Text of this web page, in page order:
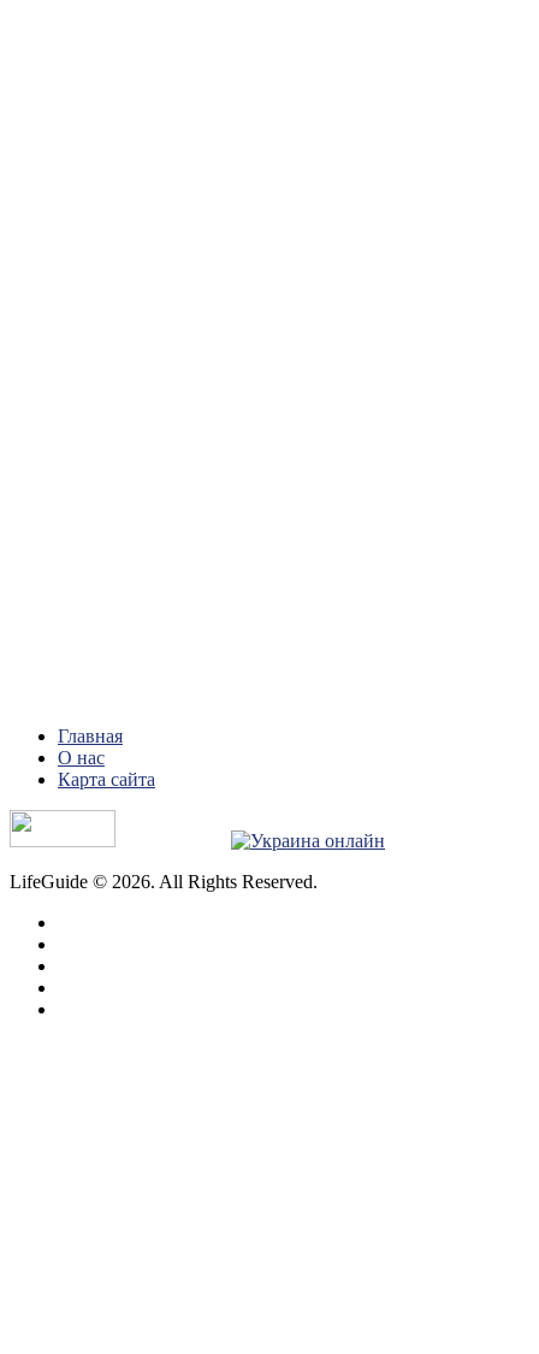
Главная
О нас
Карта сайта
LifeGuide © 2026. All Rights Reserved.